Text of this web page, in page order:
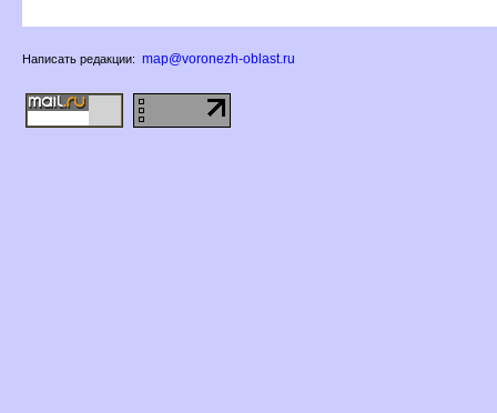
Написать редакции: map@voronezh-oblast.ru